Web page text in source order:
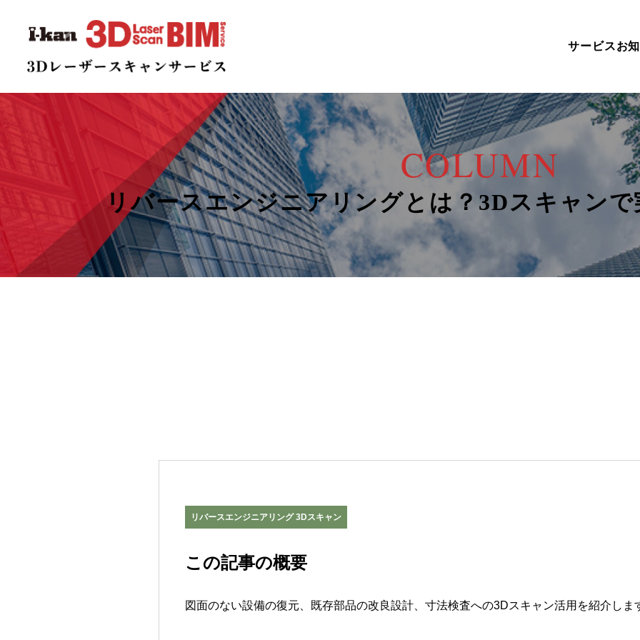
サービスお
COLUMN
リバースエンジニアリングとは？3Dスキャン
リバースエンジニアリング 3Dスキャン
この記事の概要
図面のない設備の復元、既存部品の改良設計、寸法検査への3Dスキャン活用を紹介しま